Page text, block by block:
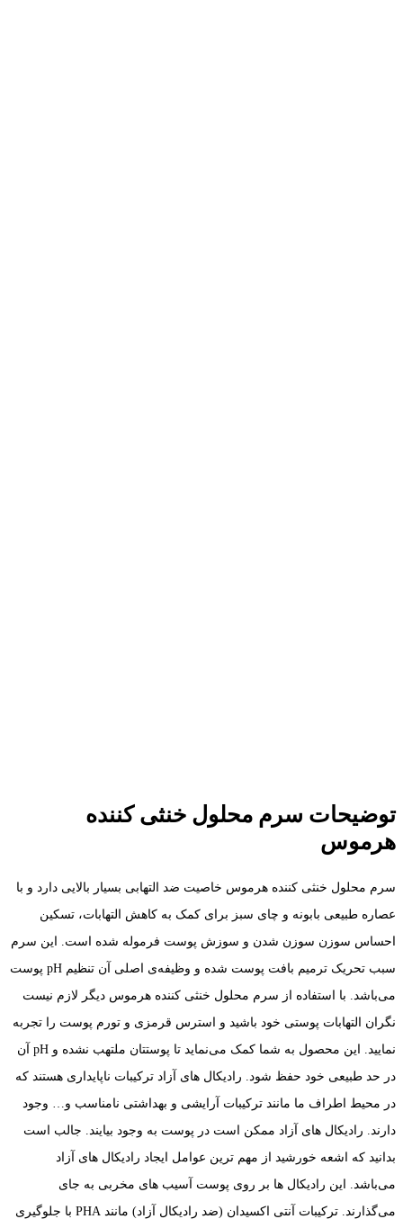
توضیحات سرم محلول خنثی کننده
هرموس
سرم محلول خنثی کننده هرموس خاصیت ضد التهابی بسیار بالایی دارد و با
عصاره طبیعی بابونه و چای سبز برای کمک به کاهش التهابات، تسکین
احساس سوزن سوزن شدن و سوزش پوست فرموله شده است. این سرم
سبب تحریک ترمیم بافت پوست شده و وظیفه‌ی اصلی آن تنظیم pH پوست
می‌باشد. با استفاده از سرم محلول خنثی کننده هرموس دیگر لازم نیست
نگران التهابات پوستی خود باشید و استرس قرمزی و تورم پوست را تجربه
نمایید. این محصول به شما کمک می‌نماید تا پوستتان ملتهب نشده و pH آن
در حد طبیعی خود حفظ شود. رادیکال های آزاد ترکیبات ناپایداری هستند که
در محیط اطراف ما مانند ترکیبات آرایشی و بهداشتی نامناسب و… وجود
دارند. رادیکال های آزاد ممکن است در پوست به وجود بیایند. جالب است
بدانید که اشعه خورشید از مهم ترین عوامل ایجاد رادیکال های آزاد
می‌باشد. این رادیکال ها بر روی پوست آسیب های مخربی به جای
می‌گذ‌ارند. ترکیبات آنتی اکسیدان (ضد رادیکال آزاد) مانند PHA با جلوگیری